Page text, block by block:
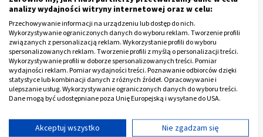
zespół Lowe’a.
Reklama
analizy wydajności witryny internetowej oraz w celu:
Przechowywanie informacji na urządzeniu lub dostęp do nich.
Wykorzystywanie ograniczonych danych do wyboru reklam. Tworzenie profili
związanych z personalizacją reklam. Wykorzystanie profili do wyboru
spersonalizowanych reklam. Tworzenie profili z myślą o personalizacji treści.
Wykorzystywanie profili w doborze spersonalizowanych treści. Pomiar
wydajności reklam. Pomiar wydajności treści. Poznawanie odbiorców dzięki
statystyce lub kombinacji danych z różnych źródeł. Opracowywanie i
ulepszanie usług. Wykorzystywanie ograniczonych danych do wyboru treści.
Dane mogą być udostępniane poza Unię Europejską i wysyłane do USA.
Wyświetl listę partnerów (11 dostawców IAB)
Akceptuj wszystko
Nie zgadzam się